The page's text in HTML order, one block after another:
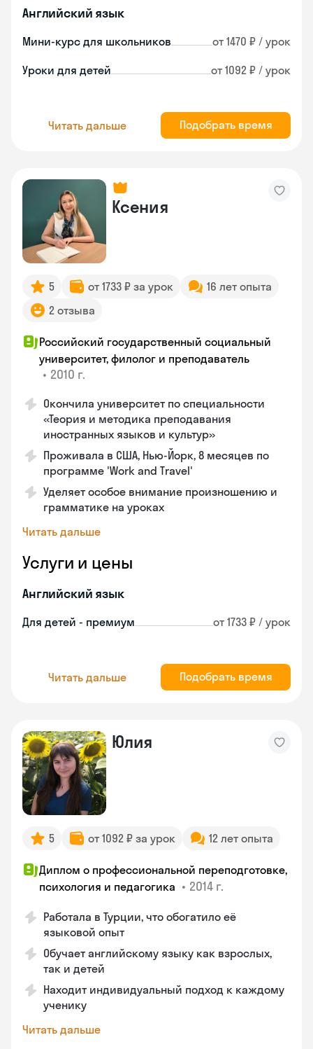
Английский язык
Мини-курс для школьников от 1470 ₽ / урок
Уроки для детей от 1092 ₽ / урок
Читать дальше Подобрать время
Ксения
5 от 1733 ₽ за урок
16 лет опыта
2 отзыва
Российский государственный социальный
университет, филолог и преподаватель
• 2010 г.
Окончила университет по специальности
«Теория и методика преподавания
иностранных языков и культур»
Проживала в США, Нью-Йорк, 8 месяцев по
программе 'Work and Travel'
Уделяет особое внимание произношению и
грамматике на уроках
Читать дальше
Услуги и цены
Английский язык
Для детей - премиум от 1733 ₽ / урок
Читать дальше Подобрать время
Юлия
5 от 1092 ₽ за урок 12 лет опыта
Диплом о профессиональной переподготовке,
психология и педагогика • 2014 г.
Работала в Турции, что обогатило её
языковой опыт
Обучает английскому языку как взрослых,
так и детей
Находит индивидуальный подход к каждому
ученику
Читать дальше